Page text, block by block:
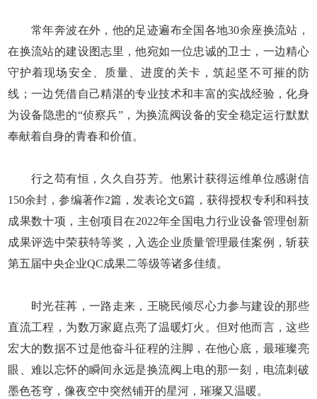
常年奔波在外，他的足迹遍布全国各地30余座换流站，
在换流站的建设图志里，他宛如一位忠诚的卫士，一边精心
守护着现场安全、质量、进度的关卡，筑起坚不可摧的防
线；一边凭借自己精湛的专业技术和丰富的实战经验，化身
为设备隐患的“侦察兵”，为换流阀设备的安全稳定运行默默
奉献着自身的青春和价值。
行之苟有恒，久久自芬芳。他累计获得运维单位感谢信
150余封，参编著作2篇，发表论文6篇，获得授权专利和科技
成果数十项，主创项目在2022年全国电力行业设备管理创新
成果评选中荣获特等奖，入选企业质量管理最佳案例，斩获
第五届中央企业QC成果二等级等诸多佳绩。
时光荏苒，一路走来，王晓民倾尽心力参与建设的那些
直流工程，为数万家庭点亮了温暖灯火。但对他而言，这些
宏大的数据不过是他奋斗征程的注脚，在他心底，最璀璨亮
眼、难以忘怀的瞬间永远是换流阀上电的那一刻，电流刺破
墨色苍穹，像夜空中突然铺开的星河，璀璨又温暖。